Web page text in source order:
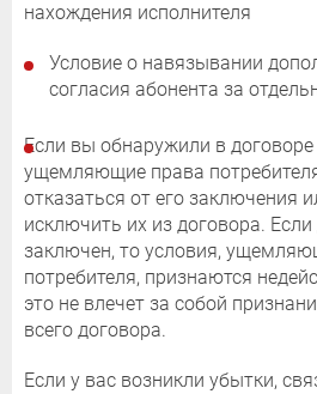
нахождения исполнителя
Условие о навязывании
согласия абонента за
Если вы обнаружили в договоре
ущемляющие права
отказаться от его заключения
исключить их из договора.
заключен, то условия,
потребителя, признаются
это не влечет за собой
всего договора.
Если у вас возникли убытки,